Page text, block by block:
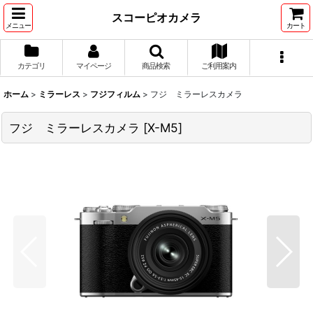
メニュー
スコーピオカメラ
カート
カテゴリ マイページ 商品検索 ご利用案内
ホーム > ミラーレス > フジフィルム > フジ ミラーレスカメラ
フジ ミラーレスカメラ [X-M5]